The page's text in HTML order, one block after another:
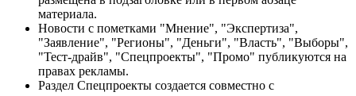
материала.
Новости с пометками "Мнение", "Экспертиза",
"Заявление", "Регионы", "Деньги", "Власть", "Выборы",
"Тест-драйв", "Спецпроекты", "Промо" публикуются на
правах рекламы.
Раздел Спецпроекты создается совместно с